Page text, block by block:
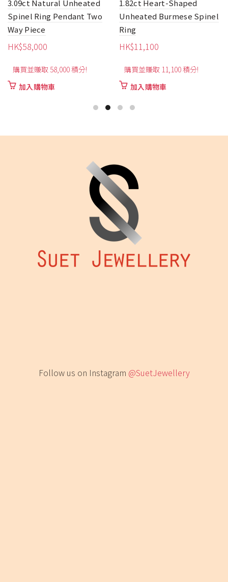
1.82ct Heart-Shaped
Unheated Burmese Spinel
Ring
HK$11,100
購買並賺取 11,100 積分!
加入購物車
1.38ct Bow Style
Unheated Burmese Pink
Spinel Ring
HK$8,250
購買並賺取 8,250 積分!
加入購物車
Follow us on Instagram @SuetJewellery